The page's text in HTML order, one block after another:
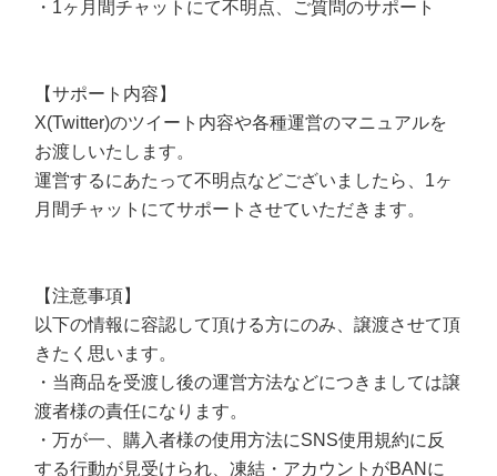
・1ヶ月間チャットにて不明点、ご質問のサポート
【サポート内容】
X(Twitter)のツイート内容や各種運営のマニュアルを
お渡しいたします。
運営するにあたって不明点などございましたら、1ヶ
月間チャットにてサポートさせていただきます。
【注意事項】
以下の情報に容認して頂ける方にのみ、譲渡させて頂
きたく思います。
・当商品を受渡し後の運営方法などにつきましては譲
渡者様の責任になります。
・万が一、購入者様の使用方法にSNS使用規約に反
する行動が見受けられ、凍結・アカウントがBANに